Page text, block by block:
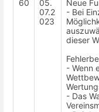
60
05.
07.2
023
Neue
- Bei
dieser
- Wenn
- Das